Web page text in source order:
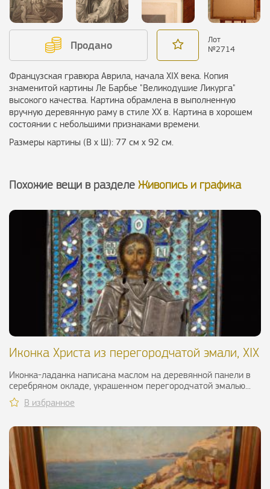
Продано
Лот
№2714
Французская гравюра Аврила, начала ХIХ века. Копия
знаменитой картины Ле Барбье "Великодушие Ликурга"
высокого качества. Картина обрамлена в выполненную
вручную деревянную раму в стиле ХХ в. Картина в хорошем
состоянии с небольшими признаками времени.
Размеры картины (В х Ш): 77 см х 92 см.
Похожие вещи в разделе Живопись и графика
Иконка Христа из перегородчатой эмали, XIX
Иконка-ладанка написана маслом на деревянной панели в
серебряном окладе, украшенном перегородчатой эмалью...
В избранное